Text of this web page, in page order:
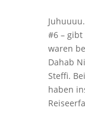
#6 – gibt
waren
Dahab
Steffi.
haben